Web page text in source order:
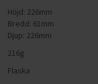
Höjd: 226mm
Bredd: 61mm
Djup: 226mm
216g
Flaska